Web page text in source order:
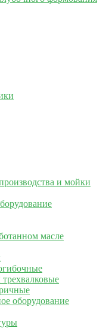
и мойки
масле
оборудование